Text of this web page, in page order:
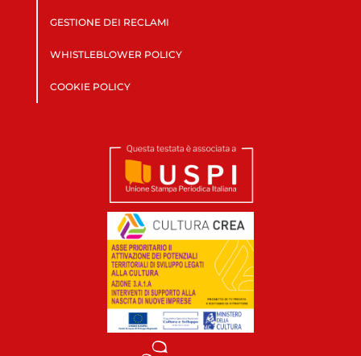
GESTIONE DEI RECLAMI
WHISTLEBLOWER POLICY
COOKIE POLICY